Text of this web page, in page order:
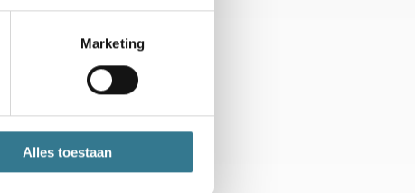
Marketing
Alles toestaan
2008 Erakovic/Krajicek
2010 Kudryavtseva/Rodionov
2011 Zahlavova Strycova /
Zakopalova
2013 Begu/Medina Garrigues